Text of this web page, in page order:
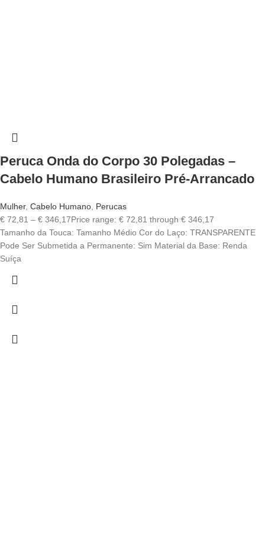
Peruca Onda do Corpo 30 Polegadas –
Cabelo Humano Brasileiro Pré-Arrancado
Mulher, Cabelo Humano, Perucas
€ 72,81 – € 346,17Price range: € 72,81 through € 346,17
Tamanho da Touca: Tamanho Médio Cor do Laço: TRANSPARENTE
Pode Ser Submetida a Permanente: Sim Material da Base: Renda
Suíça